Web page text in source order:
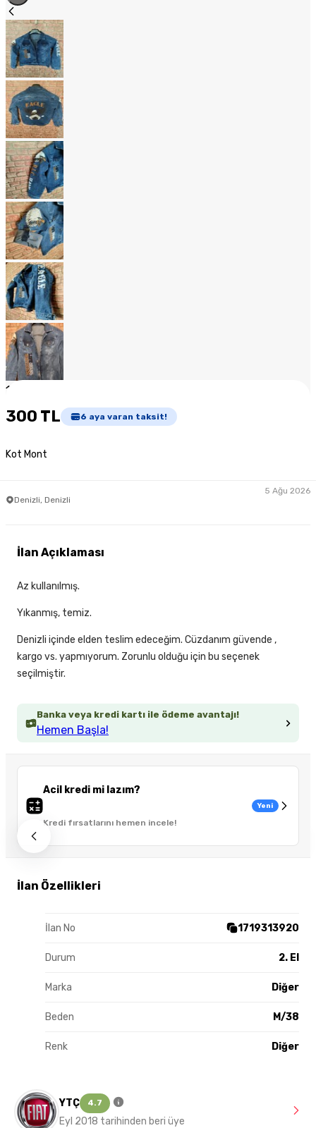
1
300 TL 6 aya varan taksit!
Kot Mont
Denizli, Denizli
5 Ağu 2026
Banka veya kredi kartı ile ödeme avantajı!
Hemen Başla!
Acil kredi mi lazım?
Kredi fırsatlarını hemen incele!
Yeni
İlan Özellikleri
İlan No 1719313920
Durum 2. El
Marka Diğer
Beden M/38
Renk Diğer
İlan Açıklaması
Az kullanılmış.
Yıkanmış, temiz.
Denizli içinde elden teslim edeceğim. Cüzdanım güvende ,
kargo vs. yapmıyorum. Zorunlu olduğu için bu seçenek
seçilmiştir.
YTÇ 4.7
Eyl 2018 tarihinden beri üye